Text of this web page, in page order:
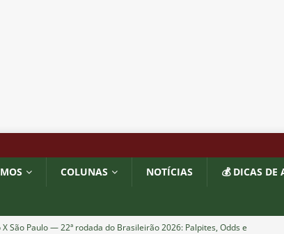
COLUNAS NOTÍCIAS 💰 DICAS DE
São Paulo — 22ª rodada do Brasileirão 2026: Palpites, Odds e